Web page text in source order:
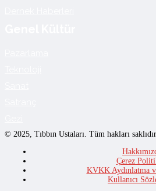
© 2025, Tıbbın Ustaları. Tüm hakları
Çerez
KVKK Aydınlatma
Kullanıcı